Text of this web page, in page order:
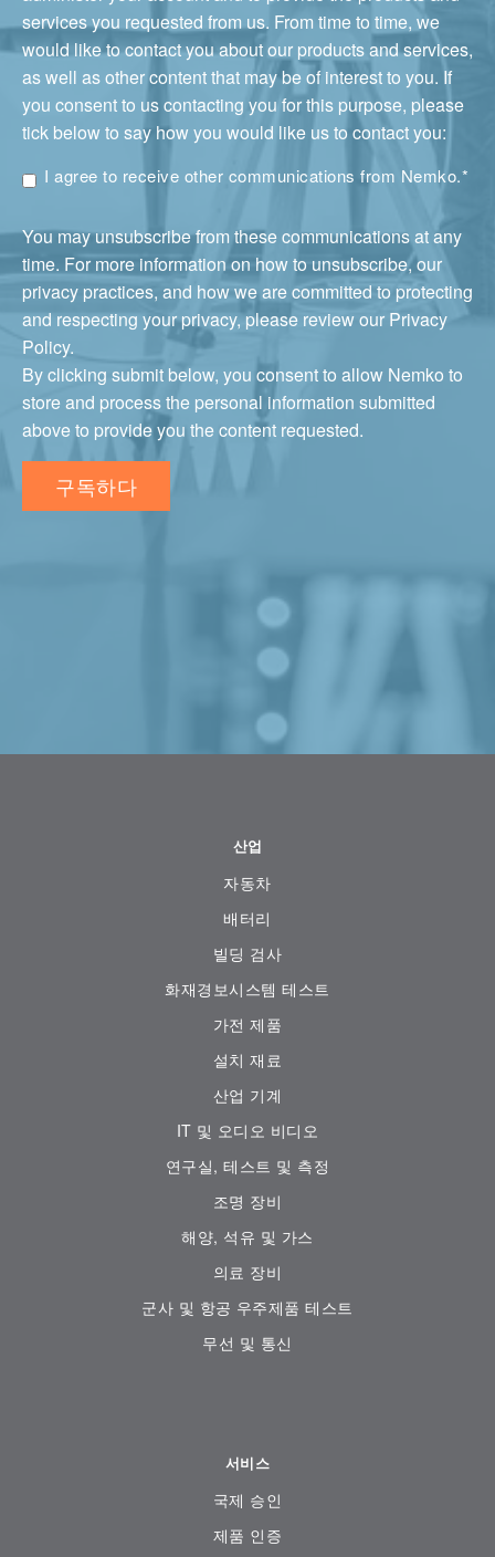
services you requested from us. From time to time, we
would like to contact you about our products and services,
as well as other content that may be of interest to you. If
you consent to us contacting you for this purpose, please
tick below to say how you would like us to contact you:
I agree to receive other communications from Nemko.*
You may unsubscribe from these communications at any
time. For more information on how to unsubscribe, our
privacy practices, and how we are committed to protecting
and respecting your privacy, please review our Privacy
Policy.
By clicking submit below, you consent to allow Nemko to
store and process the personal information submitted
above to provide you the content requested.
산업
자동차
배터리
빌딩 검사
화재경보시스템 테스트
가전 ​​제품
설치 재료
산업 기계
IT 및 오디오 비디오
연구실, 테스트 및 측정
조명 장비
해양, 석유 및 가스
의료 장비
군사 및 항공 우주제품 테스트
무선 및 통신
서비스
국제 승인
제품 인증